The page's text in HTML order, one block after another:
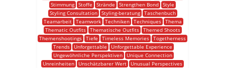
Stimmung Stoffe Strände Strengthen Bond Style
Styling Consultation
Styling-beratung
Taschenbuch
Teamarbeit
Teamwork Techniken Techniques
Thema
Thematic Outfits
Thematische Outfits
Themed Shoots
Themenshootings Tiefe Timeless Memories Togetherness
Trends
Unforgettable
Unforgettable Experience
Ungewöhnliche Perspektiven
Unique Connection
Unreinheiten
Unschätzbarer Wert
Unusual Perspectives